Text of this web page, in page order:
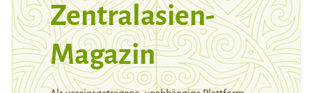
Zentralasien-
Magazin